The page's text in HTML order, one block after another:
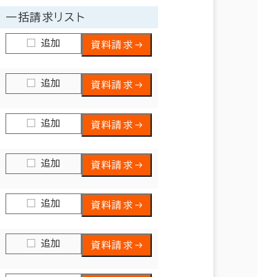
一括請求リスト
追加 資料請求
追加 資料請求
追加 資料請求
追加 資料請求
追加 資料請求
追加 資料請求